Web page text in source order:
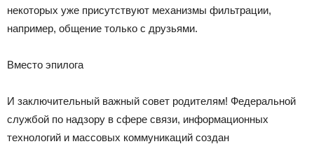
некоторых уже присутствуют механизмы фильтрации,
например, общение только с друзьями.
Вместо эпилога
И заключительный важный совет родителям! Федеральной
службой по надзору в сфере связи, информационных
технологий и массовых коммуникаций создан